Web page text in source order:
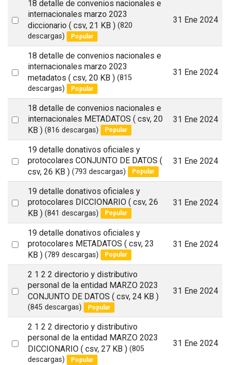
Select
item
18 detalle de convenios nacionales e
internacionales marzo 2023
diccionario ( csv, 21 KB ) (820
descargas)
Popular
31 Ene 2024
Select
item
18 detalle de convenios nacionales e
internacionales marzo 2023
metadatos ( csv, 20 KB ) (815
descargas)
Popular
31 Ene 2024
Select
18 detalle de convenios nacionales e
internacionales METADATOS ( csv, 20
KB ) (816 descargas) Popular
31 Ene 2024
Select
19 detalle donativos oficiales y
protocolares CONJUNTO DE DATOS (
csv, 26 KB ) (793 descargas) Popular
31 Ene 2024
Select
19 detalle donativos oficiales y
protocolares DICCIONARIO ( csv, 26
KB ) (841 descargas) Popular
31 Ene 2024
Select
19 detalle donativos oficiales y
protocolares METADATOS ( csv, 23
KB ) (789 descargas) Popular
31 Ene 2024
Select
item
2 1 2 2 directorio y distributivo
personal de la entidad MARZO 2023
CONJUNTO DE DATOS ( csv, 24 KB )
(845 descargas) Popular
31 Ene 2024
Select
2 1 2 2 directorio y distributivo
personal de la entidad MARZO 2023
DICCIONARIO ( csv, 27 KB ) (805
descargas)
Popular
31 Ene 2024